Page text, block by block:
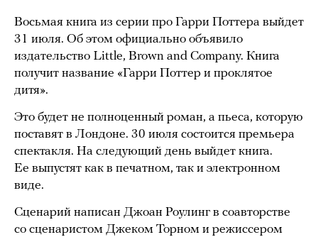
Восьмая книга из серии про Гарри Поттера выйдет
31 июля. Об этом официально объявило
издательство Little, Brown and Company. Книга
получит название «Гарри Поттер и проклятое
дитя».
Это будет не полноценный роман, а пьеса, которую
поставят в Лондоне. 30 июля состоится премьера
спектакля. На следующий день выйдет книга.
Ее выпустят как в печатном, так и электронном
виде.
Сценарий написан Джоан Роулинг в соавторстве
со сценаристом Джеком Торном и режиссером